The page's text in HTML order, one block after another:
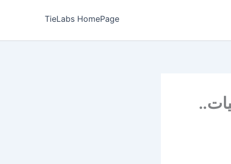
TieLabs HomePage